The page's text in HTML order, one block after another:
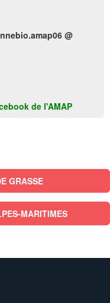
@
de l'AMAP
GRASSE
MARITIMES